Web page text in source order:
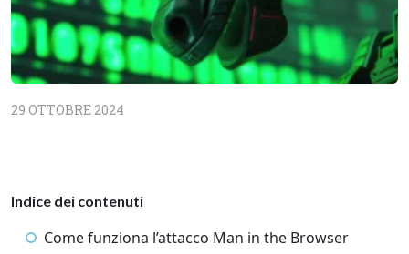
29 OTTOBRE 2024
Indice dei contenuti
Come funziona l’attacco Man in the Browser